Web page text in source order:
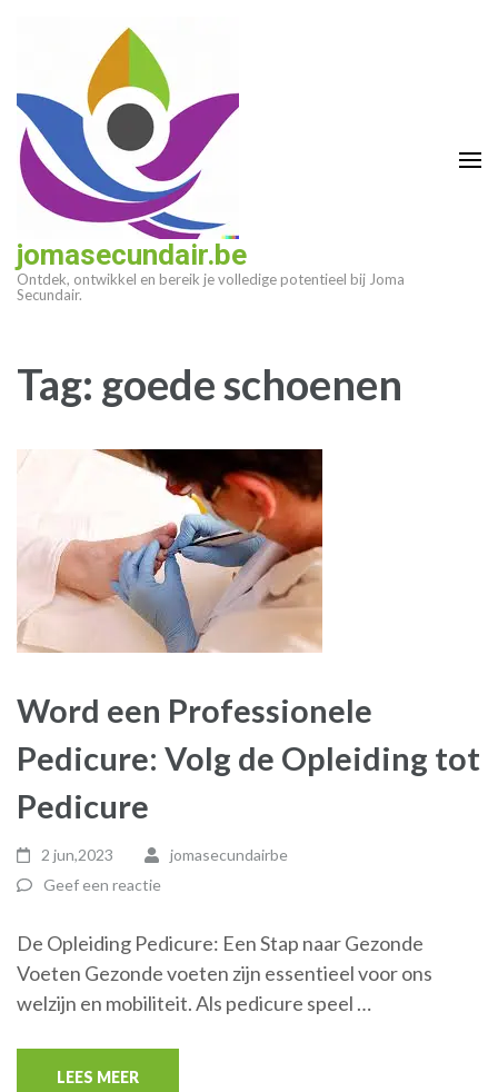
(druk
enter)
jomasecundair.be
Ontdek, ontwikkel en bereik je volledige potentieel bij Joma
Secundair.
Tag: goede schoenen
Word een Professionele
Pedicure: Volg de Opleiding tot
Pedicure
2 jun,2023
jomasecundairbe
Geef een reactie
De Opleiding Pedicure: Een Stap naar Gezonde
Voeten Gezonde voeten zijn essentieel voor ons
welzijn en mobiliteit. Als pedicure speel …
LEES MEER